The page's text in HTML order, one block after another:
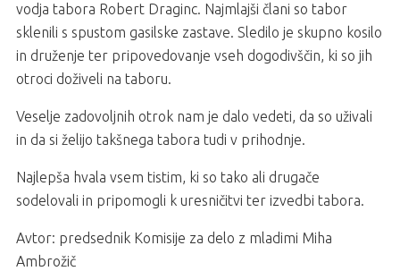
vodja tabora Robert Draginc. Najmlajši člani so tabor
sklenili s spustom gasilske zastave. Sledilo je skupno kosilo
in druženje ter pripovedovanje vseh dogodivščin, ki so jih
otroci doživeli na taboru.
Veselje zadovoljnih otrok nam je dalo vedeti, da so uživali
in da si želijo takšnega tabora tudi v prihodnje.
Najlepša hvala vsem tistim, ki so tako ali drugače
sodelovali in pripomogli k uresničitvi ter izvedbi tabora.
Avtor: predsednik Komisije za delo z mladimi Miha
Ambrožič